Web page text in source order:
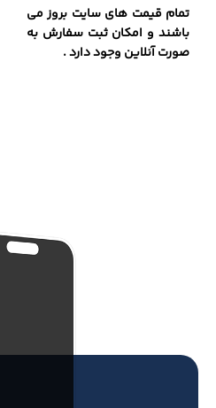
تمام قیمت های سایت بروز می
باشند و امکان ثبت سفارش به
صورت آنلاین وجود دارد .